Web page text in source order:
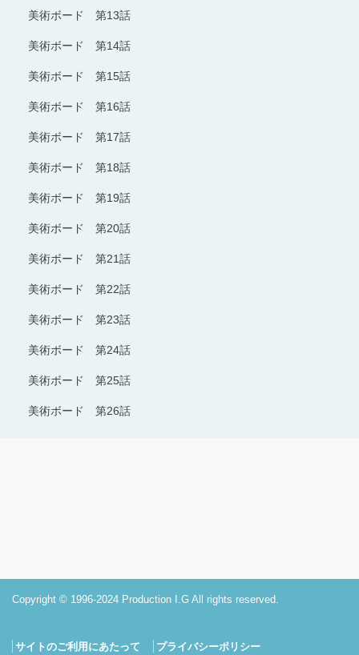
美術ボード 第13話
美術ボード 第14話
美術ボード 第15話
美術ボード 第16話
美術ボード 第17話
美術ボード 第18話
美術ボード 第19話
美術ボード 第20話
美術ボード 第21話
美術ボード 第22話
美術ボード 第23話
美術ボード 第24話
美術ボード 第25話
美術ボード 第26話
Copyright © 1996-2024 Production I.G All rights reserved.
サイトのご利用にあたって プライバシーポリシー